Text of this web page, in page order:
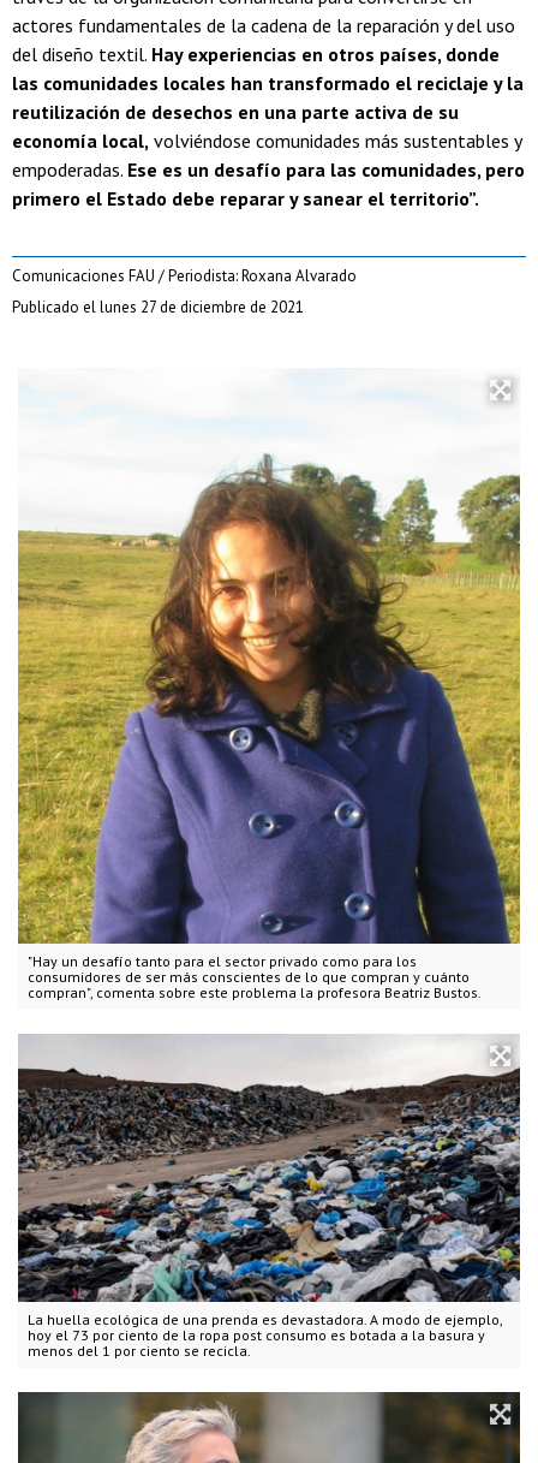
"Hay un desafío tanto para el sector privado como para los
consumidores de ser más conscientes de lo que compran y cuánto
compran", comenta sobre este problema la profesora Beatriz Bustos.
La huella ecológica de una prenda es devastadora. A modo de ejemplo,
hoy el 73 por ciento de la ropa post consumo es botada a la basura y
menos del 1 por ciento se recicla.
actores fundamentales de la cadena de la reparación y del uso
del diseño textil. Hay experiencias en otros países, donde
las comunidades locales han transformado el reciclaje y la
reutilización de desechos en una parte activa de su
economía local, volviéndose comunidades más sustentables y
empoderadas. Ese es un desafío para las comunidades, pero
primero el Estado debe reparar y sanear el territorio”.
Comunicaciones FAU / Periodista: Roxana Alvarado
Publicado el lunes 27 de diciembre de 2021